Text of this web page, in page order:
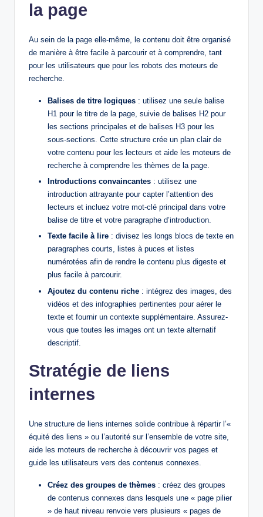
la page
Au sein de la page elle-même, le contenu doit être organisé
de manière à être facile à parcourir et à comprendre, tant
pour les utilisateurs que pour les robots des moteurs de
recherche.
Balises de titre logiques : utilisez une seule balise
H1 pour le titre de la page, suivie de balises H2 pour
les sections principales et de balises H3 pour les
sous-sections. Cette structure crée un plan clair de
votre contenu pour les lecteurs et aide les moteurs de
recherche à comprendre les thèmes de la page.
Introductions convaincantes : utilisez une
introduction attrayante pour capter l’attention des
lecteurs et incluez votre mot-clé principal dans votre
balise de titre et votre paragraphe d’introduction.
Texte facile à lire : divisez les longs blocs de texte en
paragraphes courts, listes à puces et listes
numérotées afin de rendre le contenu plus digeste et
plus facile à parcourir.
Ajoutez du contenu riche : intégrez des images, des
vidéos et des infographies pertinentes pour aérer le
texte et fournir un contexte supplémentaire. Assurez-
vous que toutes les images ont un texte alternatif
descriptif.
Stratégie de liens
internes
Une structure de liens internes solide contribue à répartir l’«
équité des liens » ou l’autorité sur l’ensemble de votre site,
aide les moteurs de recherche à découvrir vos pages et
guide les utilisateurs vers des contenus connexes.
Créez des groupes de thèmes : créez des groupes
de contenus connexes dans lesquels une « page pilier
» de haut niveau renvoie vers plusieurs « pages de